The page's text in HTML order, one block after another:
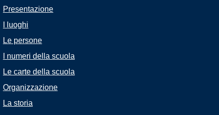
Presentazione
I luoghi
Le persone
I numeri della scuola
Le carte della scuola
Organizzazione
La storia